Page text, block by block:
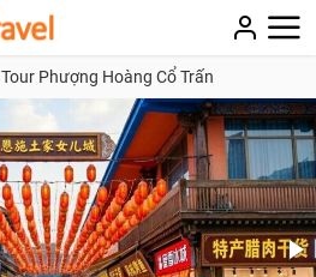
Tour Phượng Hoàng Cổ Trấn